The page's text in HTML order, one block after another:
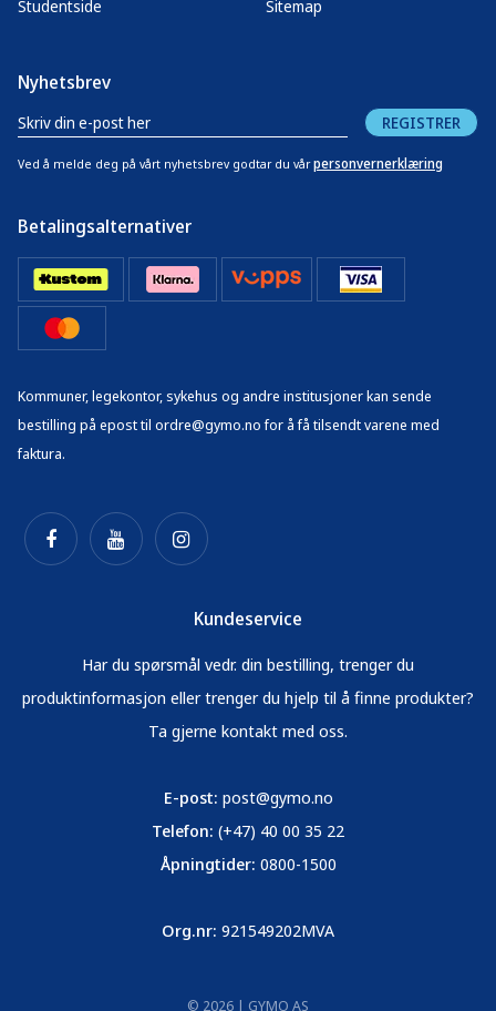
Studentside
Sitemap
Nyhetsbrev
REGISTRER
Ved å melde deg på vårt nyhetsbrev godtar du vår personvernerklæring
Betalingsalternativer
Kommuner, legekontor, sykehus og andre institusjoner kan sende
bestilling på epost til ordre@gymo.no for å få tilsendt varene med
faktura.
Kundeservice
Har du spørsmål vedr. din bestilling, trenger du
produktinformasjon eller trenger du hjelp til å finne produkter?
Ta gjerne kontakt med oss.
E-post: post@gymo.no
Telefon: (+47) 40 00 35 22
Åpningtider: 0800-1500
Org.nr: 921549202MVA
© 2026 | GYMO AS